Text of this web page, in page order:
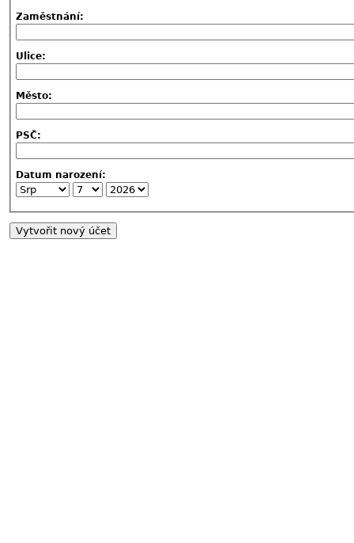
Zaměstnání:
Ulice:
Město:
PSČ:
Datum narození: